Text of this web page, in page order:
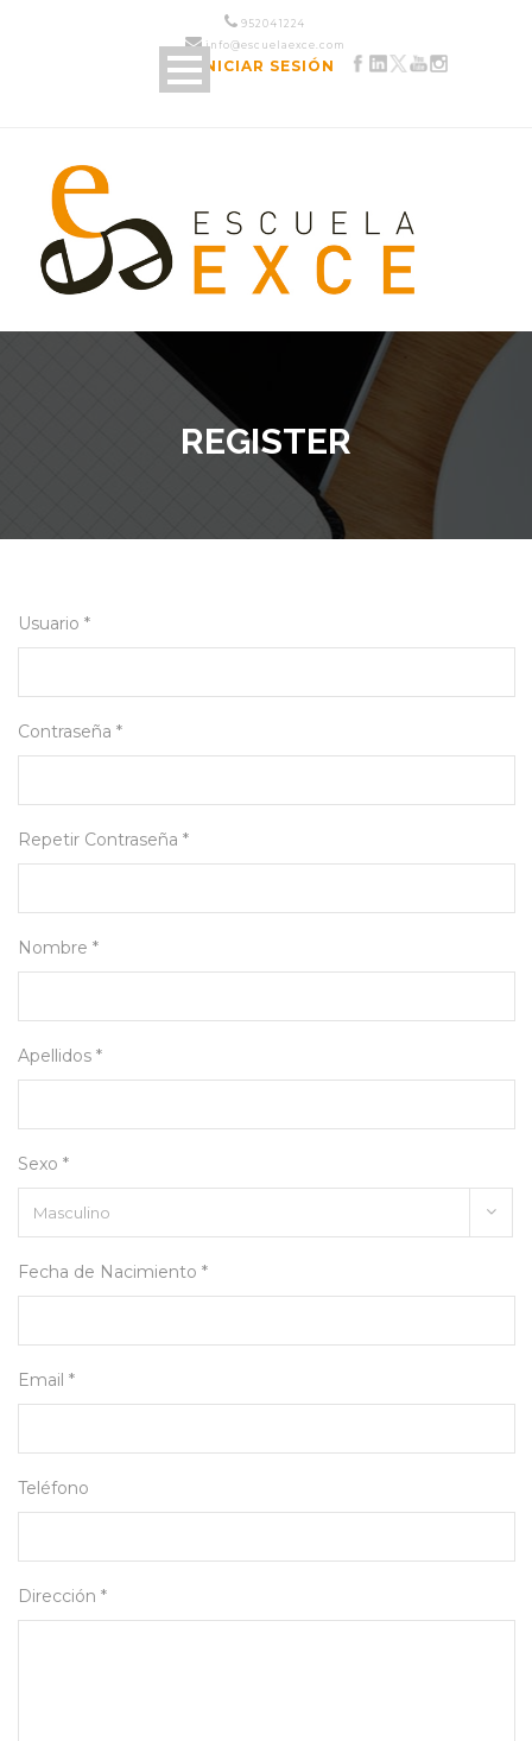
952 04 12 24
info@escuelaexce.com
INICIAR SESIÓN
REGISTER
Usuario *
Contraseña *
Repetir Contraseña *
Nombre *
Apellidos *
Sexo *
Fecha de Nacimiento *
Email *
Teléfono
Dirección *